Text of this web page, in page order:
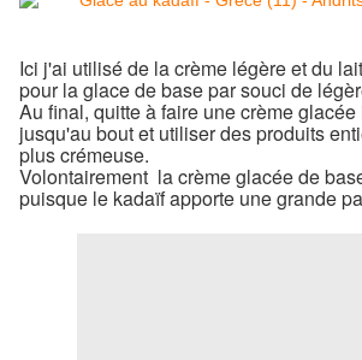
Ici j'ai utilisé de la crème légère et du
pour la glace de base par souci de
Au final, quitte à faire une crème
jusqu'au bout et utiliser des produits
plus crémeuse.
Volontairement la crème glacée de
puisque le kadaïf apporte une grande